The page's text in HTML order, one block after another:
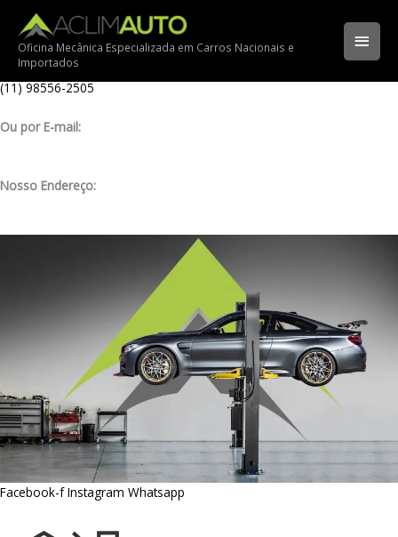
para
conteúdo
Oficina Mecânica Especializada em Carros Nacionais e
Importados
Ligue para nossa oficina:
(11) 3341-3969
Ligue pelo nosso WhatsApp:
(11) 98556-2505
Ou por E-mail:
Nosso Endereço:
Facebook-fInstagram Whatsapp